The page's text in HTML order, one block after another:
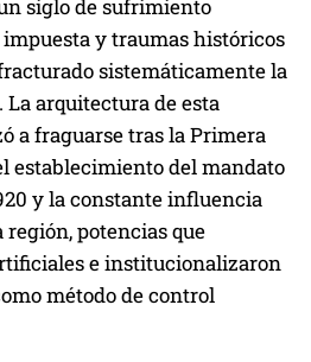
siglo de sufrimiento
y traumas históricos
sistemáticamente la
La arquitectura de esta
a fraguarse tras la Primera
establecimiento del mandato
y la constante influencia
región, potencias que
e institucionalizaron
método de control